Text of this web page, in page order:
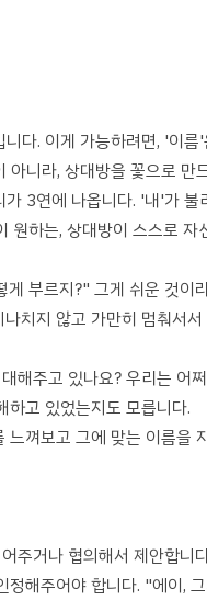
다. 이게 가능하려면, '이름
니라, 상대방을 꽃으로 만
3연에 나옵니다. '내'가 불
원하는, 상대방이 스스로 자
부르지?" 그게 쉬운 것이
치지 않고 가만히 멈춰서
해주고 있나요? 우리는 어
고 있었는지도 모릅니다.
껴보고 그에 맞는 이름을
주거나 협의해서 제안합니
해주어야 합니다. "에이,